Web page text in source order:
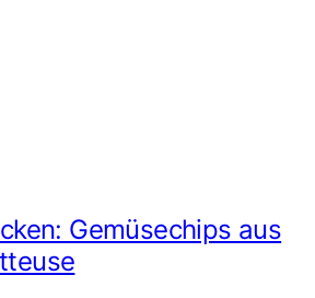
Gemüsechips aus